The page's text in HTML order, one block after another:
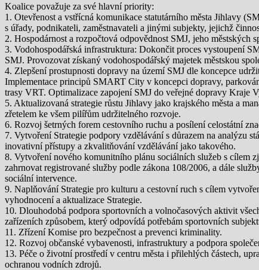
Koalice považuje za své hlavní priority:
1. Otevřenost a vstřícná komunikace statutárního města Jihlavy
s úřady, podnikateli, zaměstnavateli a jinými subjekty, jejichž
2. Hospodárnost a rozpočtová odpovědnost SMJ, jeho
3. Vodohospodářská infrastruktura: Dokončit proces vystoupení
SMJ. Provozovat získaný vodohospodářský majetek městskou
4. Zlepšení prostupnosti dopravy na území SMJ dle koncepce
Implementace principů SMART City v koncepci dopravy,
trasy VRT. Optimalizace zapojení SMJ do veřejné dopravy Kraje
5. Aktualizovaná strategie růstu Jihlavy jako krajského města a
zřetelem ke všem pilířům udržitelného rozvoje.
6. Rozvoj šetrných forem cestovního ruchu a posílení celostátní
7. Vytvoření Strategie podpory vzdělávání s důrazem na analýzu
inovativní přístupy a zkvalitňování vzdělávání jako takového.
8. Vytvoření nového komunitního plánu sociálních služeb s cílem
zahrnovat registrované služby podle zákona 108/2006, a dále
sociální intervence.
9. Naplňování Strategie pro kulturu a cestovní ruch s cílem
vyhodnocení a aktualizace Strategie.
10. Dlouhodobá podpora sportovních a volnočasových aktivit
zařízeních způsobem, který odpovídá potřebám sportovních
11. Zřízení Komise pro bezpečnost a prevenci kriminality.
12. Rozvoj občanské vybavenosti, infrastruktury a podpora
13. Péče o životní prostředí v centru města i přilehlých částech,
ochranou vodních zdrojů.